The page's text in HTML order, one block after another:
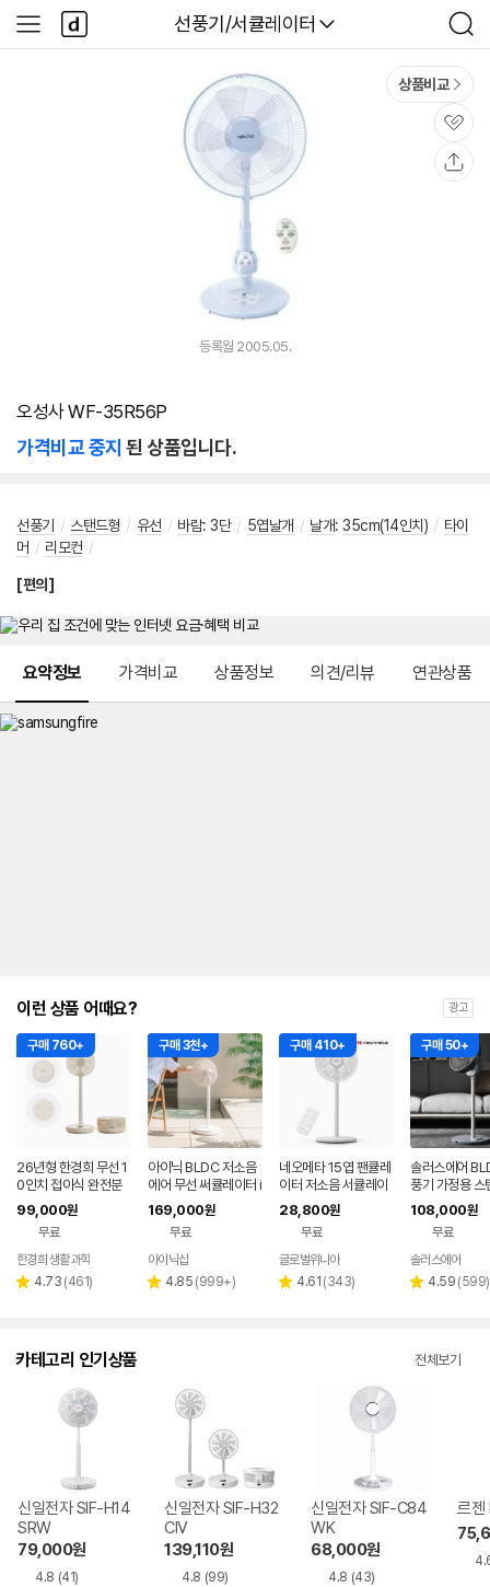
다나와
선풍기/서큘레이터
검
색
사
이
다
나
와
상품비교
관
심
등록월 2005.05.
오성사 WF-35R56P
가격비교 중지 된 상품입니다.
선풍기 / 스탠드형 / 유선 / 바람: 3단 / 5엽날개 / 날개: 35cm(14인치) / 타이
머 / 리모컨 /
[편의]
요약정보 가격비교 상품정보 의견/리뷰 연관상품
이런 상품 어때요? 광고
구매 760+
26년형 한경희 무선 1
0인치 접이식 완전분
리 세척 폴딩팬 초슬림
선풍기 HC-100F
99,000원
무료
한경희 생활과학
별 4.73 리
(461)
구매 3천+
아이닉 BLDC 저소음
에어 무선 써큘레이터 i
SC02 가정용 거실용
리모컨 스탠드 선풍기
169,000원
무료
아이닉샵
별 4.85 리
(999+)
구매 410+
네오메타 15엽 팬큘레
이터 저소음 서큘레이
터 선풍기 리모컨형 H
1230R 가정용 탁상용
28,800원
무료
페이
글로벌위니아
별 4.61 리
(343)
구매 50+
솔러스에어
풍기 가정용 스
풍기 사무실 무
108,000원
무료
페
솔러스에어
별 4.59 리
(599)
카테고리 인기상품 전체보기
신일전자 SIF-H14
SRW
79,000원
4.8 (41)
신일전자 SIF-H32
CIV
139,110원
4.8 (99)
신일전자 SIF-C84
WK
68,000원
4.8 (43)
르젠